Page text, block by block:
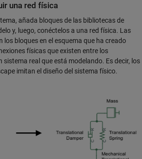
una red física
añada bloques de las bibliotecas de
y, luego, conéctelos a una red física. Las
los bloques en el esquema que ha creado
físicas que existen entre los
sistema real que está modelando. Es decir, los
imitan el diseño del sistema físico.